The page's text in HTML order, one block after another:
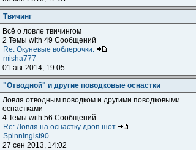
Твичинг
Всё о ловле твичингом
2 Темы with 49 Сообщений
Re: Окуневые воблерочки.
misha777
01 авг 2014, 19:05
"Отводной" и другие поводковые оснастки
Ловля отводным поводком и другими поводковыми
оснастками
4 Темы with 56 Сообщений
Re: Ловля на оснастку дроп шот
Spinningist90
27 сен 2013, 14:02